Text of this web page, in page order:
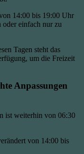
14:00 bis 19:00 Uhr
einfach nur zu
Tagen steht das
um die Freizeit
Anpassungen
ist weiterhin von 06:30
von 14:00 bis